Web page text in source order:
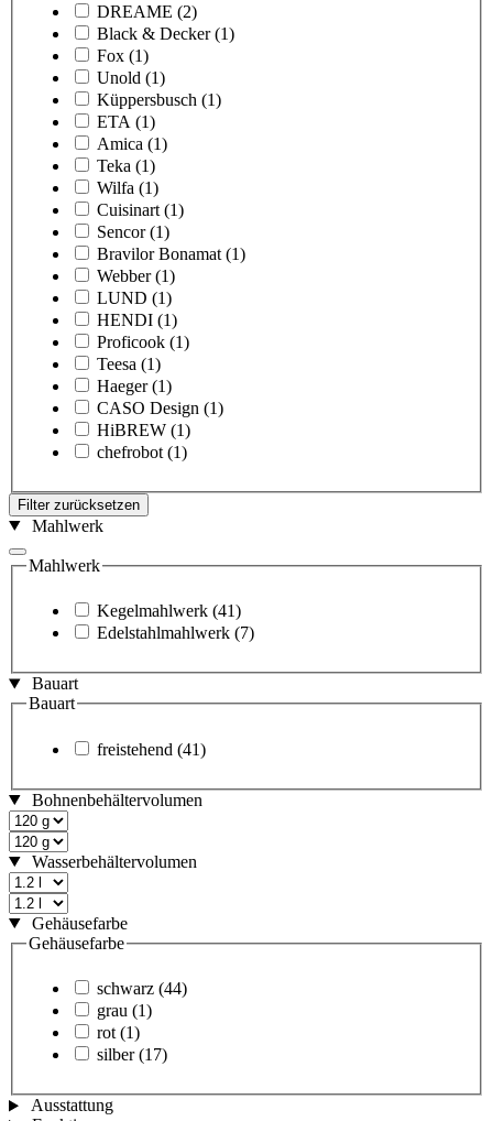
DREAME (2)
Black & Decker (1)
Fox (1)
Unold (1)
Küppersbusch (1)
ETA (1)
Amica (1)
Teka (1)
Wilfa (1)
Cuisinart (1)
Sencor (1)
Bravilor Bonamat (1)
Webber (1)
LUND (1)
HENDI (1)
Proficook (1)
Teesa (1)
Haeger (1)
CASO Design (1)
HiBREW (1)
chefrobot (1)
Filter zurücksetzen
Mahlwerk
Mahlwerk
Kegelmahlwerk (41)
Edelstahlmahlwerk (7)
Bauart
Bauart
freistehend (41)
Bohnenbehältervolumen
Wasserbehältervolumen
Gehäusefarbe
Gehäusefarbe
schwarz (44)
grau (1)
rot (1)
silber (17)
Ausstattung